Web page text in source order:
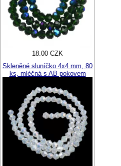
18.00 CZK
Skleněné sluníčko 4x4 mm, 80
ks, mléčná s AB pokovem